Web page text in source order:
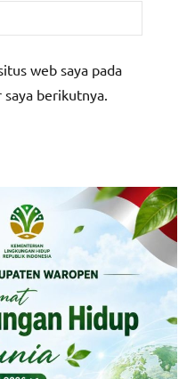
web saya pada
berikutnya.